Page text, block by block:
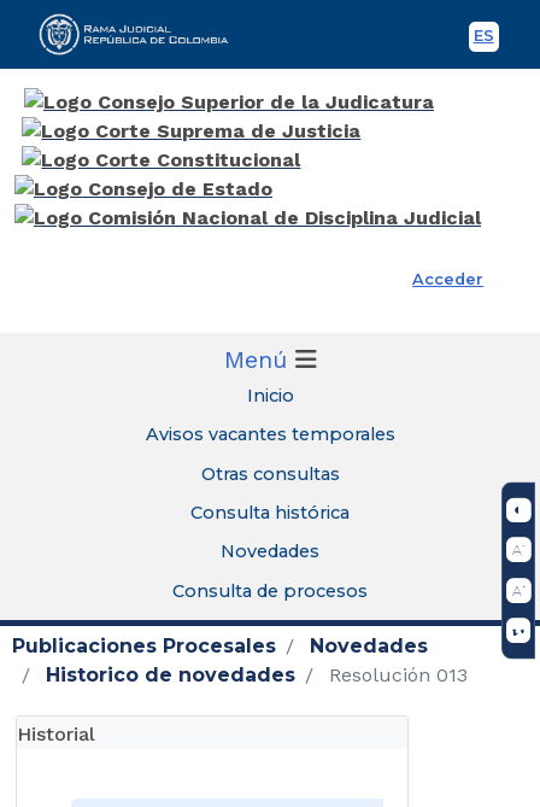
ES
Rama Judicial
Acceder
Menú
Inicio
Avisos vacantes temporales
Otras consultas
Consulta histórica
Novedades
Consulta de procesos
Publicaciones Procesales
Novedades
Historico de novedades
Resolución 013
Historial